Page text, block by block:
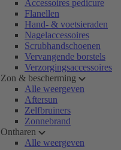
Accessoires pedicure
Flanellen
Hand- & voetsieraden
Nagelaccessoires
Scrubhandschoenen
Vervangende borstels
Verzorgingsaccessoires
Zon & bescherming
Alle weergeven
Aftersun
Zelfbruiners
Zonnebrand
Ontharen
Alle weergeven